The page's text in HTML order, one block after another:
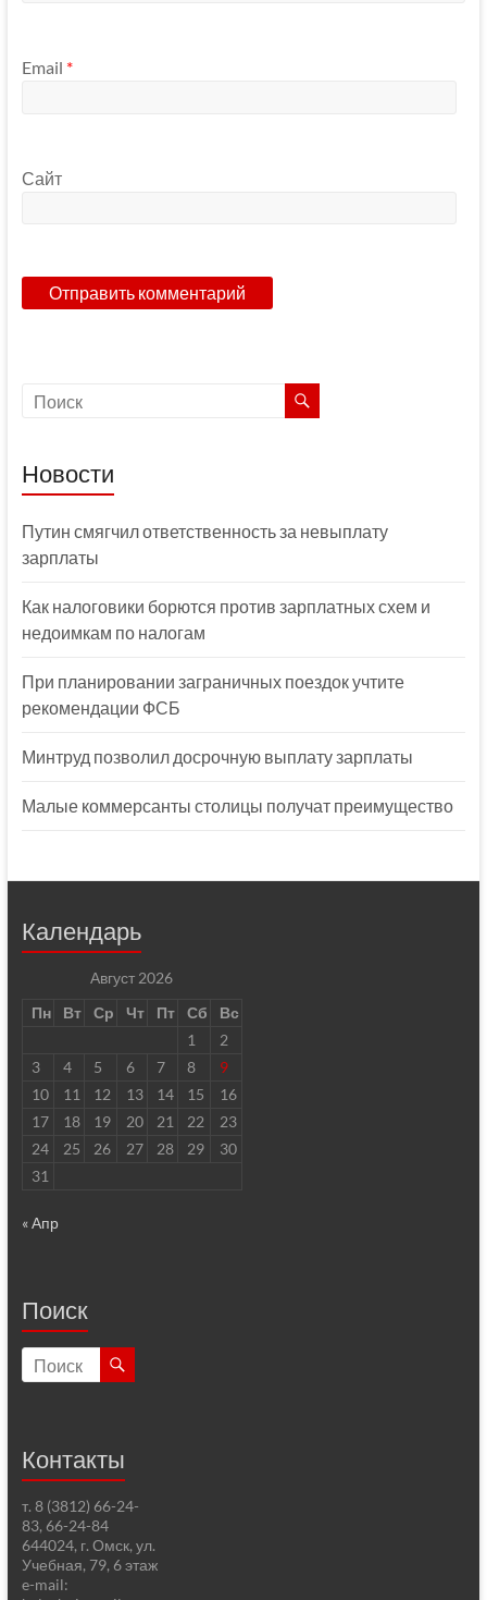
Email *
Сайт
Новости
Путин смягчил ответственность за невыплату
зарплаты
Как налоговики борются против зарплатных схем и
недоимкам по налогам
При планировании заграничных поездок учтите
рекомендации ФСБ
Минтруд позволил досрочную выплату зарплаты
Малые коммерсанты столицы получат преимущество
Календарь
Август 2026
Пн
Вт Ср Чт Пт Сб
Вс
1
2
3
4 5 6 7 8
9
10
11 12 13 14 15
16
17
18 19 20 21 22
23
24
25 26 27 28 29
30
31
« Апр
Поиск
Контакты
т. 8 (3812) 66-24-
83, 66-24-84
644024, г. Омск, ул.
Учебная, 79, 6 этаж
e-mail: